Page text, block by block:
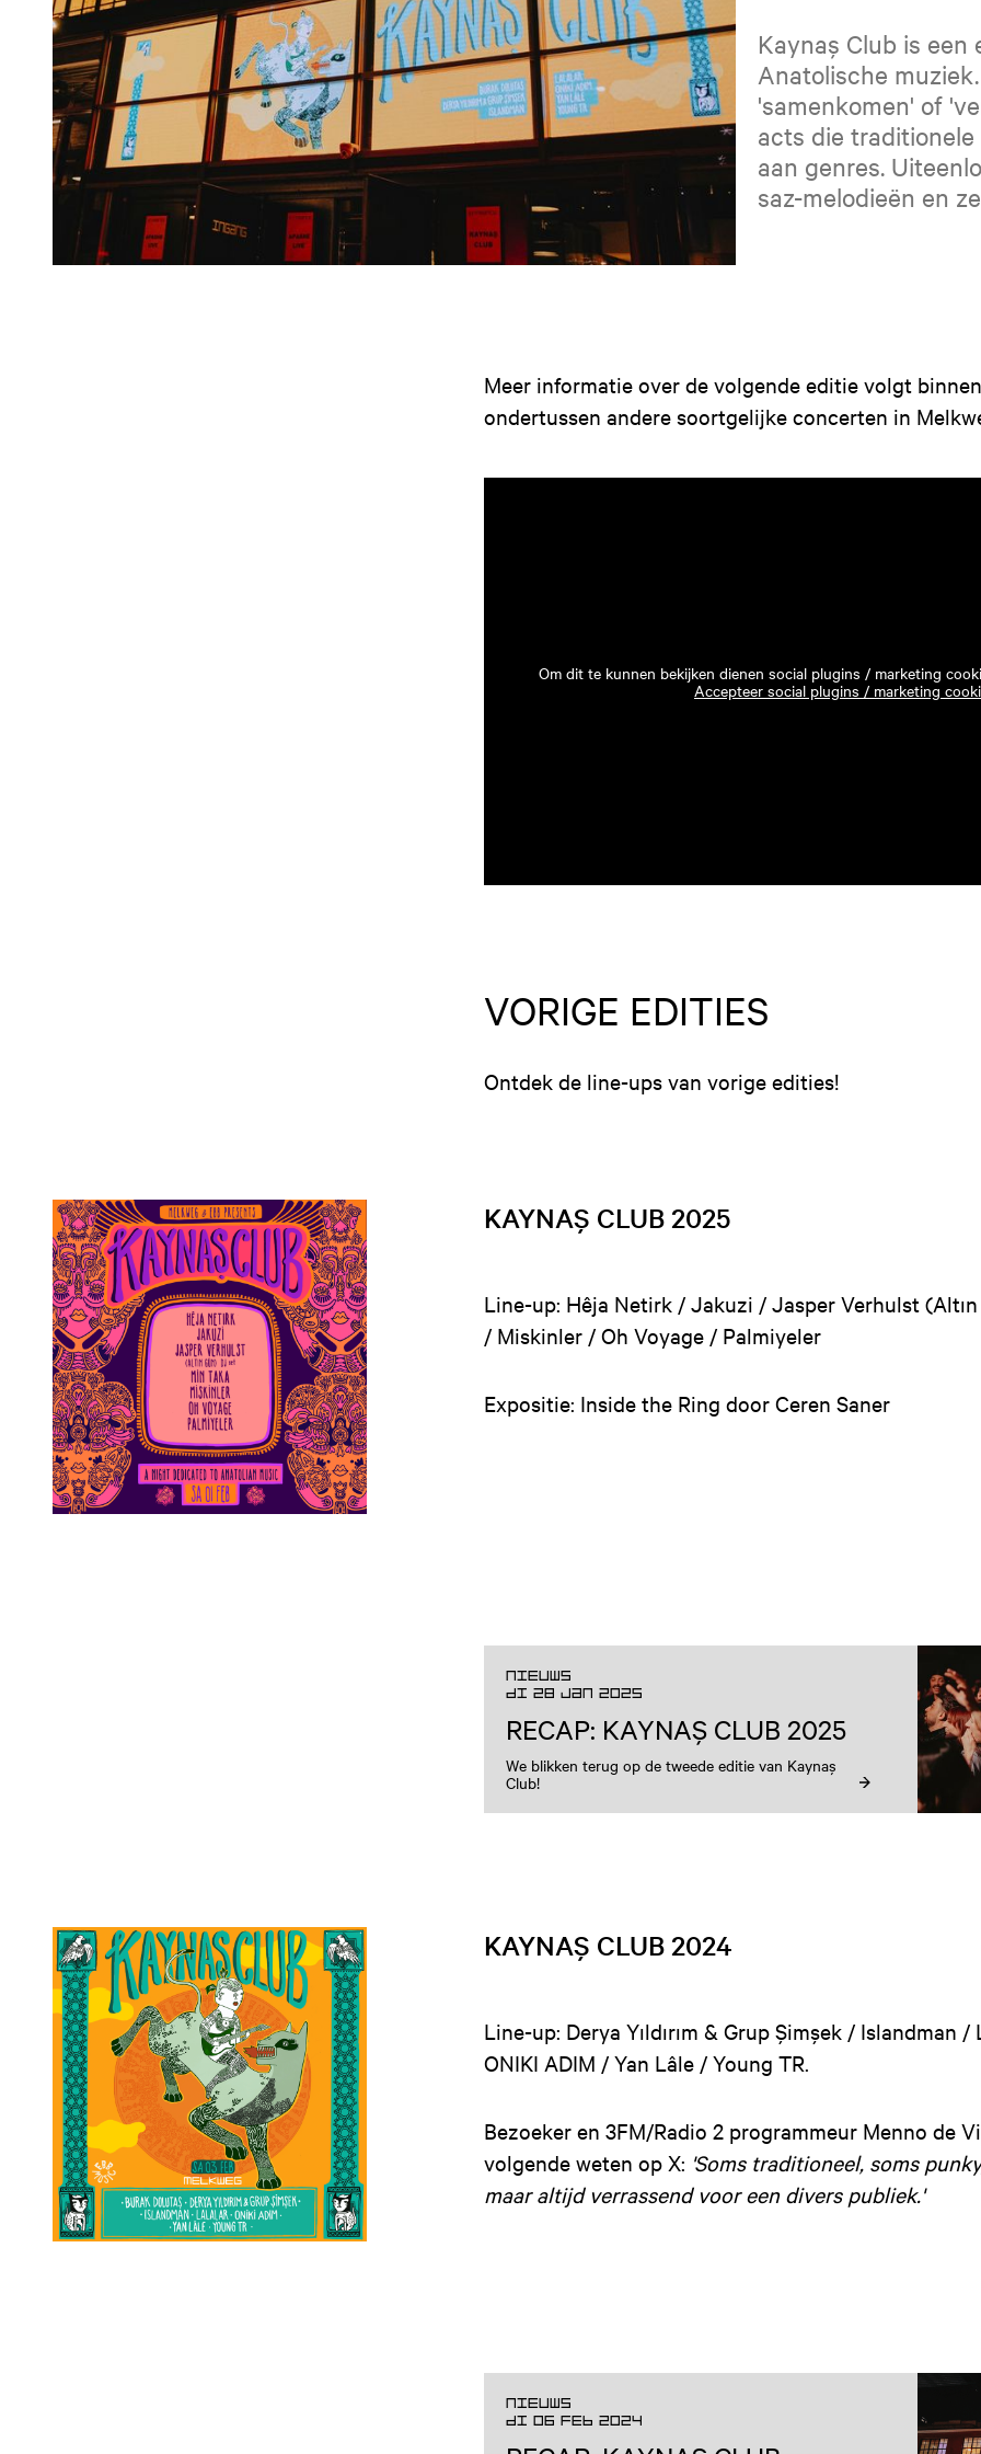
Kaynaş Club is
Anatolische
'samenkomen' of
acts die
aan genres.
saz-melodieën en
Meer informatie over de volgende editie volgt
ondertussen andere soortgelijke concerten in
Om dit te kunnen bekijken dienen social plugins / marketing
Accepteer social plugins / marketing
VORIGE EDITIES
Ontdek de line-ups van vorige edities!
KAYNAŞ CLUB 2025
Line-up: Hêja Netirk / Jakuzi / Jasper Verhulst
/ Miskinler / Oh Voyage / Palmiyeler
Expositie: Inside the Ring door Ceren Saner
Nieuws
DI 28 JAN 2025
RECAP: KAYNAŞ CLUB 2025
We blikken terug op de tweede editie van Kaynaş
Club!
KAYNAŞ CLUB 2024
Line-up: Derya Yıldırım & Grup Şimşek / Islandman
ONIKI ADIM / Yan Lâle / Young TR.
Bezoeker en 3FM/Radio 2 programmeur Menno de
volgende weten op X: 'Soms traditioneel, soms
maar altijd verrassend voor een divers publiek.'
Nieuws
DI 06 FEB 2024